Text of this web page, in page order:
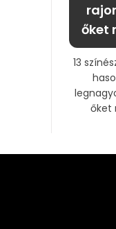
őket
13
őket